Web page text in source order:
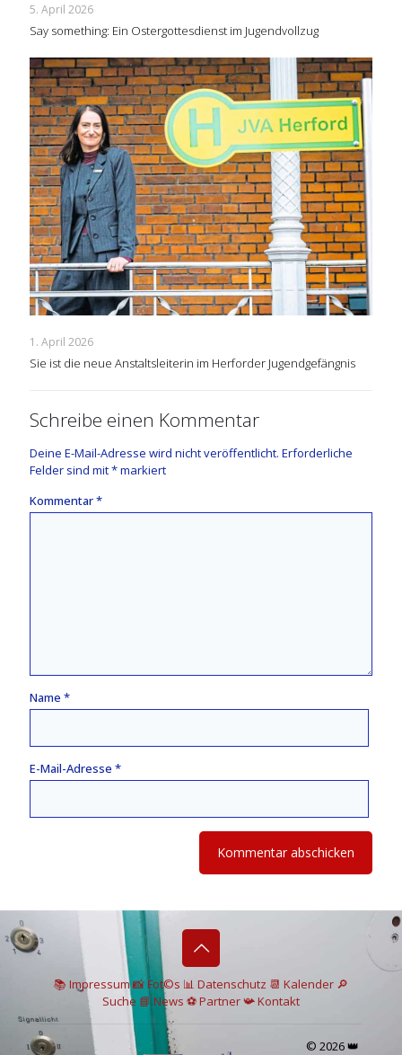
5. April 2026
Say something: Ein Ostergottesdienst im Jugendvollzug
1. April 2026
Sie ist die neue Anstaltsleiterin im Herforder Jugendgefängnis
Schreibe einen Kommentar
Deine E-Mail-Adresse wird nicht veröffentlicht. Erforderliche
Felder sind mit*markiert
Kommentar*
Name *
E-Mail-Adresse *
📚 Impressum📸Fot©s 📊 Datenschutz 📆 Kalender 🔎
Suche 📘 News ⚽Partner📯Kontakt
© 2026 👑